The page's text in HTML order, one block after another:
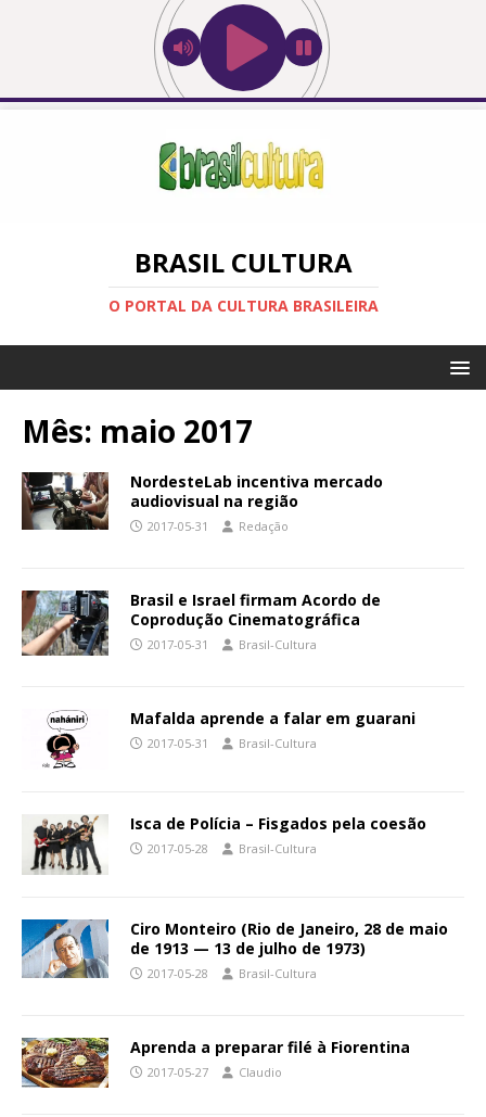
BRASIL CULTURA
O PORTAL DA CULTURA BRASILEIRA
Mês: maio 2017
NordesteLab incentiva mercado
audiovisual na região
2017-05-31 Redação
Brasil e Israel firmam Acordo de
Coprodução Cinematográfica
2017-05-31 Brasil-Cultura
Mafalda aprende a falar em guarani
2017-05-31 Brasil-Cultura
Isca de Polícia – Fisgados pela coesão
2017-05-28 Brasil-Cultura
Ciro Monteiro (Rio de Janeiro, 28 de maio
de 1913 — 13 de julho de 1973)
2017-05-28 Brasil-Cultura
Aprenda a preparar filé à Fiorentina
2017-05-27 Claudio